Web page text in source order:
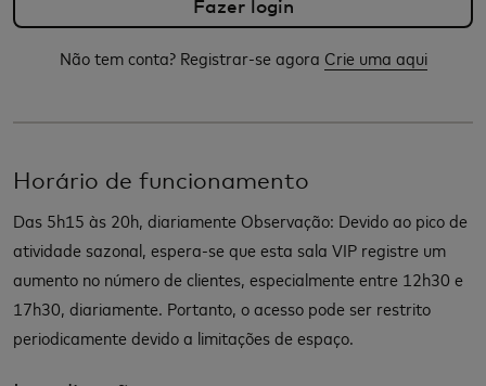
Não tem conta? Registrar-se agora Crie uma aqui
Horário de funcionamento
Das 5h15 às 20h, diariamente Observação: Devido ao pico de
atividade sazonal, espera-se que esta sala VIP registre um
aumento no número de clientes, especialmente entre 12h30 e
17h30, diariamente. Portanto, o acesso pode ser restrito
periodicamente devido a limitações de espaço.